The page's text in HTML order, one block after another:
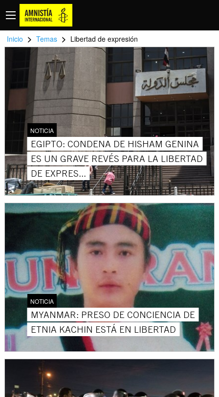
Inicio > Temas > Libertad de expresión
NOTICIA
EGIPTO: CONDENA DE HISHAM GENINA
ES UN GRAVE REVÉS PARA LA LIBERTAD
DE EXPRES...
NOTICIA
MYANMAR: PRESO DE CONCIENCIA DE
ETNIA KACHIN ESTÁ EN LIBERTAD